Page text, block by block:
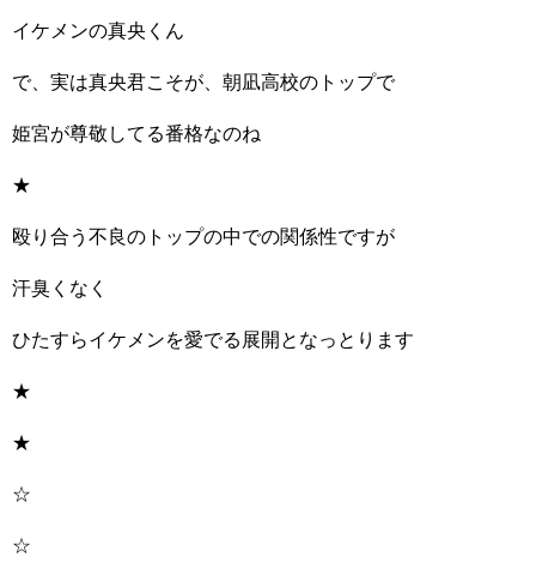
イケメンの真央くん
で、実は真央君こそが、朝凪高校のトップで
姫宮が尊敬してる番格なのね
★
殴り合う不良のトップの中での関係性ですが
汗臭くなく
ひたすらイケメンを愛でる展開となっとります
★
★
☆
☆